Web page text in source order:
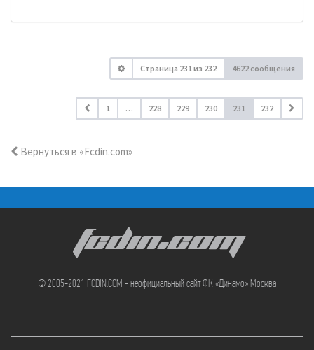
Страница 231из 232 4622 сообщения
1 … 228 229 230 231 232
Вернуться в «Fcdin.com»
FCDIN.COM
© 2005-2021 FCDIN.COM - неофициальный сайт ФК «Динамо» Москва